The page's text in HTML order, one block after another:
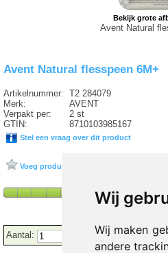
Wij
Wij maken
andere
Bekijk grote
Avent Natural
Avent Natural flesspeen 6M+
Artikelnummer:
Merk:
Verpakt per:
GTIN:
T2 284079
AVENT
2 st
8710103985167
Stel een vraag over dit product
Voeg product toe aan favorieten
Aantal: